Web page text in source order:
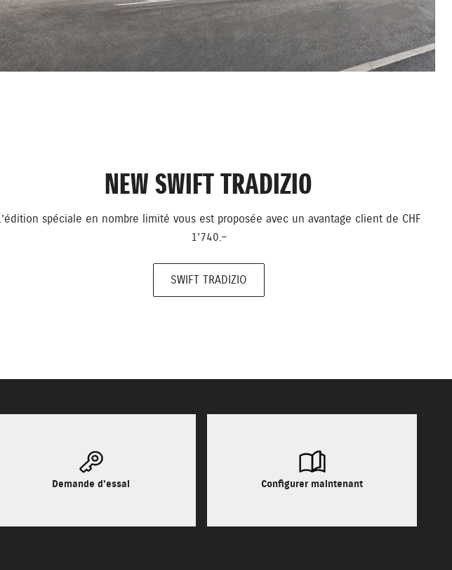
NEW SWIFT TRADIZIO
spéciale en nombre limité vous est proposée avec un avantage client de CHF
1’740.–
SWIFT TRADIZIO
Demande d'essai Configurer maintenant